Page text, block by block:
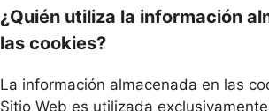
¿Quién utiliza la información
las cookies?
La información almacenada en las
Sitio Web es utilizada